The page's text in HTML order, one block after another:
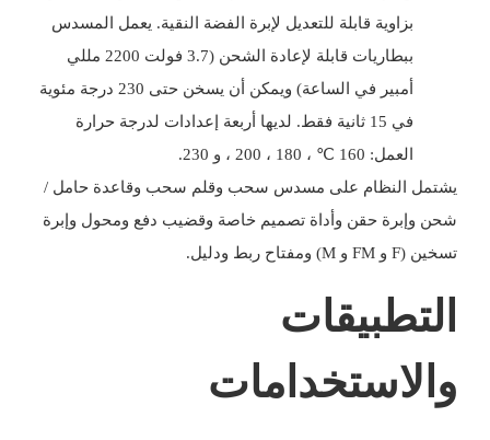
بزاوية قابلة للتعديل لإبرة الفضة النقية. يعمل المسدس
ببطاريات قابلة لإعادة الشحن (3.7 فولت 2200 مللي
أمبير في الساعة) ويمكن أن يسخن حتى 230 درجة مئوية
في 15 ثانية فقط. لديها أربعة إعدادات لدرجة حرارة
العمل: 160 ℃ ، 180 ، 200 ، و 230.
يشتمل النظام على مسدس سحب وقلم سحب وقاعدة حامل /
شحن وإبرة حقن وأداة تصميم خاصة وقضيب دفع ومحول وإبرة
تسخين (F و FM و M) ومفتاح ربط ودليل.
التطبيقات
والاستخدامات